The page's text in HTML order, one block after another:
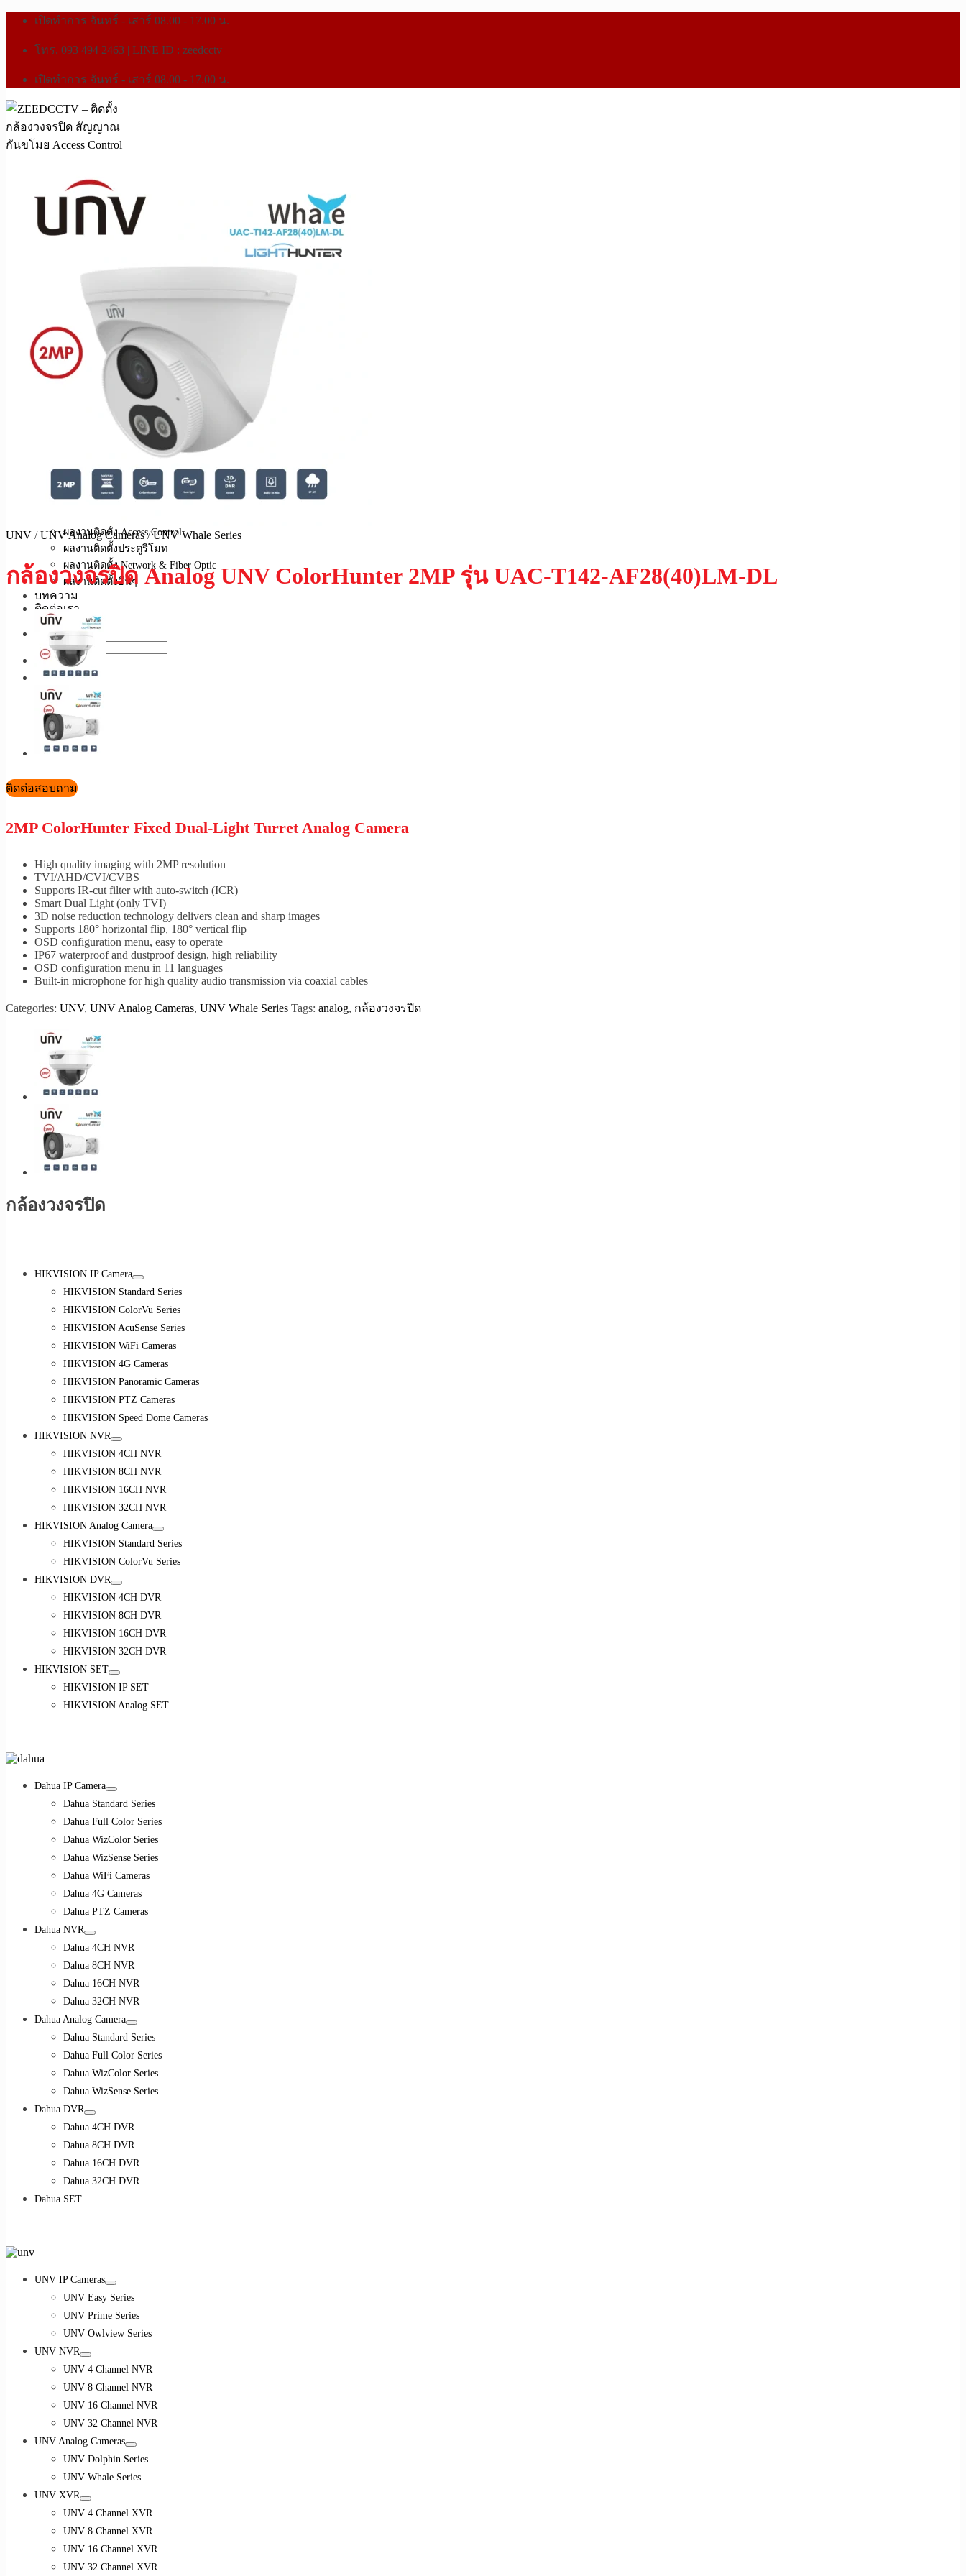
เปิดทำการ จันทร์ - เสาร์ 08.00 - 17.00 น.
โทร. 093 494 2463 | LINE ID : zeedcctv
เปิดทำการ จันทร์ - เสาร์ 08.00 - 17.00 น.
สินค้าทั้งหมด
กล้องวงจรปิด
สัญญาณกันขโมย
ระบบเปิด-ปิดอัตโนมัติ
Access Point
บริการของเรา
บริการติดตั้งกล้องวงจรปิด
บริการติดตั้งสัญญาณกันขโมย
บริการติดตั้งระบบ Access Control
บริการติดตั้งประตูรีโมท
บริการติดตั้งระบบ Network & Fiber Optic
บริการอื่นๆ ของเรา
ผลงานของเรา
ผลงานติดตั้งกล้องวงจรปิด
ผลงานติดตั้ง Access Control
ผลงานติดตั้งประตูรีโมท
ผลงานติดตั้ง Network & Fiber Optic
ผลงานติดตั้งอื่นๆ
บทความ
ติดต่อเรา
UNV / UNV Analog Cameras / UNV Whale Series
กล้องวงจรปิด Analog UNV ColorHunter 2MP รุ่น UAC-T142-AF28(40)LM-DL
ติดต่อสอบถาม
2MP ColorHunter Fixed Dual-Light Turret Analog Camera
High quality imaging with 2MP resolution
TVI/AHD/CVI/CVBS
Supports IR-cut filter with auto-switch (ICR)
Smart Dual Light (only TVI)
3D noise reduction technology delivers clean and sharp images
Supports 180° horizontal flip, 180° vertical flip
OSD configuration menu, easy to operate
IP67 waterproof and dustproof design, high reliability
OSD configuration menu in 11 languages
Built-in microphone for high quality audio transmission via coaxial cables
Categories: UNV, UNV Analog Cameras, UNV Whale Series Tags: analog, กล้องวงจรปิด
กล้องวงจรปิด
HIKVISION IP Camera
HIKVISION Standard Series
HIKVISION ColorVu Series
HIKVISION AcuSense Series
HIKVISION WiFi Cameras
HIKVISION 4G Cameras
HIKVISION Panoramic Cameras
HIKVISION PTZ Cameras
HIKVISION Speed Dome Cameras
HIKVISION NVR
HIKVISION 4CH NVR
HIKVISION 8CH NVR
HIKVISION 16CH NVR
HIKVISION 32CH NVR
HIKVISION Analog Camera
HIKVISION Standard Series
HIKVISION ColorVu Series
HIKVISION DVR
HIKVISION 4CH DVR
HIKVISION 8CH DVR
HIKVISION 16CH DVR
HIKVISION 32CH DVR
HIKVISION SET
HIKVISION IP SET
HIKVISION Analog SET
Dahua IP Camera
Dahua Standard Series
Dahua Full Color Series
Dahua WizColor Series
Dahua WizSense Series
Dahua WiFi Cameras
Dahua 4G Cameras
Dahua PTZ Cameras
Dahua NVR
Dahua 4CH NVR
Dahua 8CH NVR
Dahua 16CH NVR
Dahua 32CH NVR
Dahua Analog Camera
Dahua Standard Series
Dahua Full Color Series
Dahua WizColor Series
Dahua WizSense Series
Dahua DVR
Dahua 4CH DVR
Dahua 8CH DVR
Dahua 16CH DVR
Dahua 32CH DVR
Dahua SET
UNV IP Cameras
UNV Easy Series
UNV Prime Series
UNV Owlview Series
UNV NVR
UNV 4 Channel NVR
UNV 8 Channel NVR
UNV 16 Channel NVR
UNV 32 Channel NVR
UNV Analog Cameras
UNV Dolphin Series
UNV Whale Series
UNV XVR
UNV 4 Channel XVR
UNV 8 Channel XVR
UNV 16 Channel XVR
UNV 32 Channel XVR